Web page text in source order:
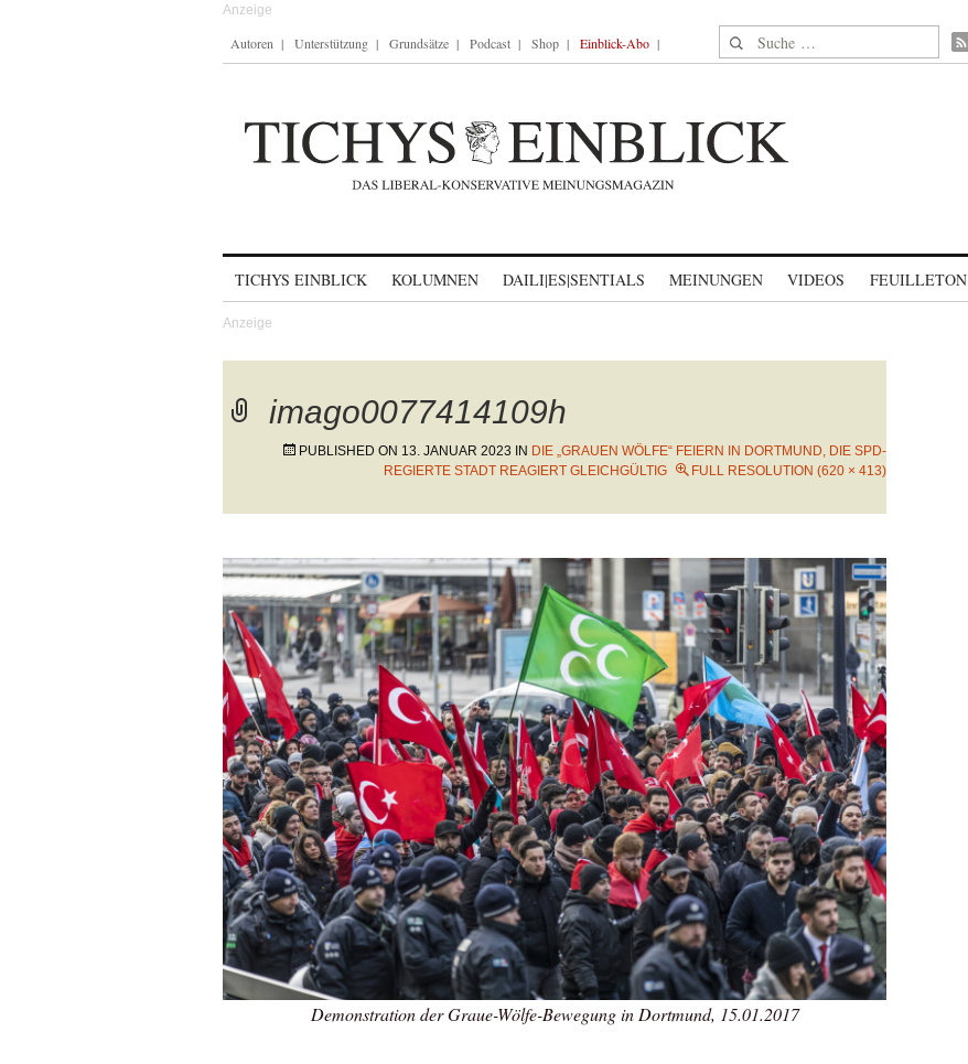
Autoren Unterstützung Grundsätze Podcast Shop Einblick-Abo Suche nach:
TICHYS EINBLICK KOLUMNEN DAILI|ES|SENTIALS MEINUNGEN VIDEOS FEUILLETON
imago0077414109h
PUBLISHED ON 13. JANUAR 2023 IN DIE „GRAUEN WÖLFE“ FEIERN IN DORTMUND, DIE SPD-
REGIERTE STADT REAGIERT GLEICHGÜLTIG
FULL RESOLUTION (620 × 413)
Demonstration der Graue-Wölfe-Bewegung in Dortmund, 15.01.2017